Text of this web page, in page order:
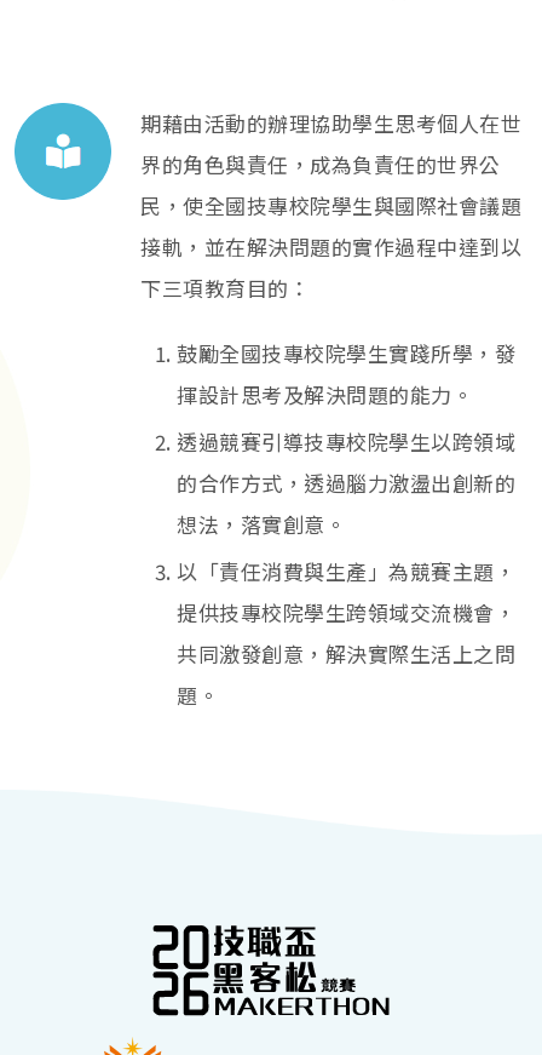
期藉由活動的辦理協助學生思考個人在世
界的角色與責任，成為負責任的世界公
民，使全國技專校院學生與國際社會議題
接軌，並在解決問題的實作過程中達到以
下三項教育目的：
鼓勵全國技專校院學生實踐所學，發
揮設計思考及解決問題的能力。
透過競賽引導技專校院學生以跨領域
的合作方式，透過腦力激盪出創新的
想法，落實創意。
以「責任消費與生產」為競賽主題，
提供技專校院學生跨領域交流機會，
共同激發創意，解決實際生活上之問
題。